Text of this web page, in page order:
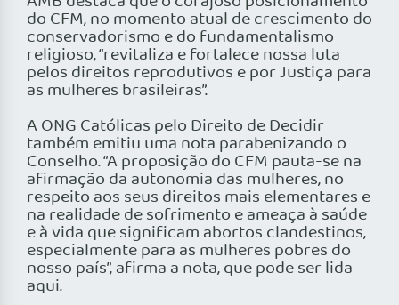
do CFM, no momento atual de crescimento do
conservadorismo e do fundamentalismo
religioso, “revitaliza e fortalece nossa luta
pelos direitos reprodutivos e por Justiça para
as mulheres brasileiras”.
A ONG Católicas pelo Direito de Decidir
também emitiu uma nota parabenizando o
Conselho. “A proposição do CFM pauta-se na
afirmação da autonomia das mulheres, no
respeito aos seus direitos mais elementares e
na realidade de sofrimento e ameaça à saúde
e à vida que significam abortos clandestinos,
especialmente para as mulheres pobres do
nosso país”, afirma a nota, que pode ser lida
aqui.